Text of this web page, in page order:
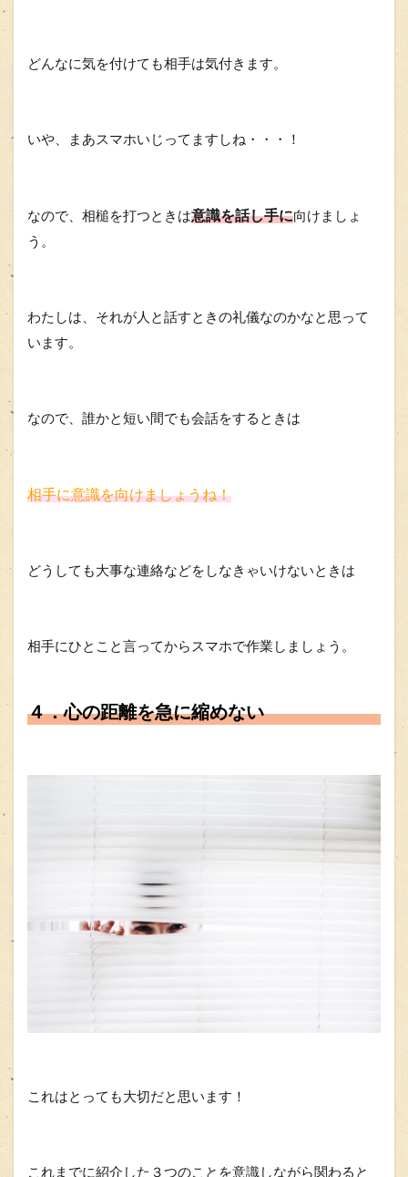
どんなに気を付けても相手は気付きます。
いや、まあスマホいじってますしね・・・！
なので、相槌を打つときは意識を話し手に向けましょ
う。
わたしは、それが人と話すときの礼儀なのかなと思って
います。
なので、誰かと短い間でも会話をするときは
相手に意識を向けましょうね！
どうしても大事な連絡などをしなきゃいけないときは
相手にひとこと言ってからスマホで作業しましょう。
４．心の距離を急に縮めない
これはとっても大切だと思います！
これまでに紹介した３つのことを意識しながら関わると